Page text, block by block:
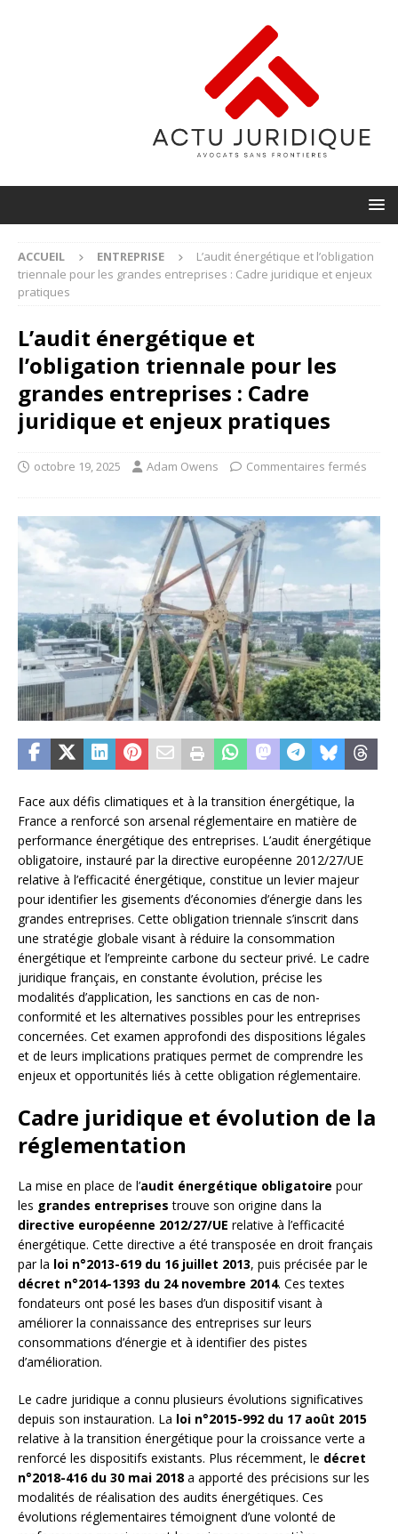
ACCUEIL ENTREPRISE
L’audit énergétique et l’obligation
triennale pour les grandes entreprises : Cadre juridique et enjeux
pratiques
L’audit énergétique et
l’obligation triennale pour les
grandes entreprises : Cadre
juridique et enjeux pratiques
octobre 19, 2025 Adam Owens Commentaires fermés
Face aux défis climatiques et à la transition énergétique, la
France a renforcé son arsenal réglementaire en matière de
performance énergétique des entreprises. L’audit énergétique
obligatoire, instauré par la directive européenne 2012/27/UE
relative à l’efficacité énergétique, constitue un levier majeur
pour identifier les gisements d’économies d’énergie dans les
grandes entreprises. Cette obligation triennale s’inscrit dans
une stratégie globale visant à réduire la consommation
énergétique et l’empreinte carbone du secteur privé. Le cadre
juridique français, en constante évolution, précise les
modalités d’application, les sanctions en cas de non-
conformité et les alternatives possibles pour les entreprises
concernées. Cet examen approfondi des dispositions légales
et de leurs implications pratiques permet de comprendre les
enjeux et opportunités liés à cette obligation réglementaire.
Cadre juridique et évolution de la
réglementation
La mise en place de l’audit énergétique obligatoire pour
les grandes entreprises trouve son origine dans la
directive européenne 2012/27/UE relative à l’efficacité
énergétique. Cette directive a été transposée en droit français
par la loi n°2013-619 du 16 juillet 2013, puis précisée par le
décret n°2014-1393 du 24 novembre 2014. Ces textes
fondateurs ont posé les bases d’un dispositif visant à
améliorer la connaissance des entreprises sur leurs
consommations d’énergie et à identifier des pistes
d’amélioration.
Le cadre juridique a connu plusieurs évolutions significatives
depuis son instauration. La loi n°2015-992 du 17 août 2015
relative à la transition énergétique pour la croissance verte a
renforcé les dispositifs existants. Plus récemment, le décret
n°2018-416 du 30 mai 2018 a apporté des précisions sur les
modalités de réalisation des audits énergétiques. Ces
évolutions réglementaires témoignent d’une volonté de